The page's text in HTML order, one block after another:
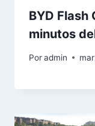
BYD Flash
minutos
Poradmin